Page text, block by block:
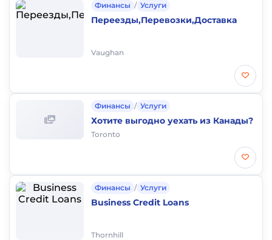
Финансы / Услуги
Переезды,Перевозки,Доставка
Vaughan
Финансы / Услуги
Хотите выгодно уехать из Канады?
Toronto
Финансы / Услуги
Business Credit Loans
Thornhill